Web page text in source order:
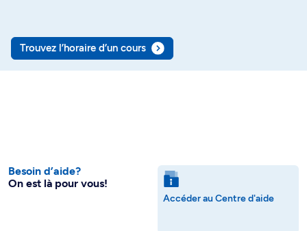
Trouvez l’horaire d’un cours
Besoin d’aide?
On est là pour vous!
Accéder au Centre d'aide